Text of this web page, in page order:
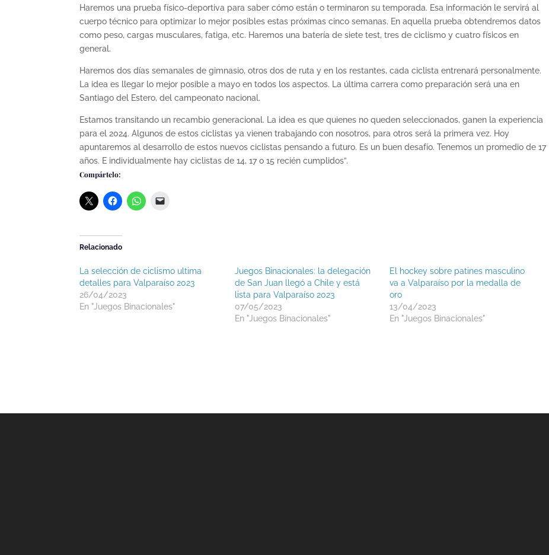
Haremos una prueba físico-deportiva para saber cómo están o terminaron su temporada. Esa información le servirá al
cuerpo técnico para optimizar lo mejor posibles estas próximas cinco semanas. En aquella prueba obtendremos datos
como peso, cargas musculares, fatiga, etc. Haremos una batería de siete test, tres de ciclismo y cuatro físicos en
general.
Haremos dos días semanales de gimnasio, otros dos de ruta y en los restantes, cada ciclista entrenará personalmente.
La idea es llegar lo mejor posible a mayo en todos los aspectos. La última carrera como preparación será una en
Santiago del Estero, del campeonato nacional.
Estamos transitando un recambio generacional. La idea es que quienes no queden seleccionados, ganen la experiencia
para el 2024. Algunos de estos ciclistas ya vienen trabajando con nosotros, para otros será la primera vez. Hoy
apuntaremos al desarrollo de estos nuevos ciclistas pensando a futuro. Es un buen desafío. Tenemos un promedio de 17
años. E individualmente hay ciclistas de 14, 17 o 15 recién cumplidos”.
Compártelo:
Relacionado
La selección de ciclismo ultima
detalles para Valparaíso 2023
26/04/2023
En "Juegos Binacionales"
Juegos Binacionales: la delegación
de San Juan llegó a Chile y está
lista para Valparaíso 2023
07/05/2023
En "Juegos Binacionales"
El hockey sobre patines masculino
va a Valparaíso por la medalla de
oro
13/04/2023
En "Juegos Binacionales"